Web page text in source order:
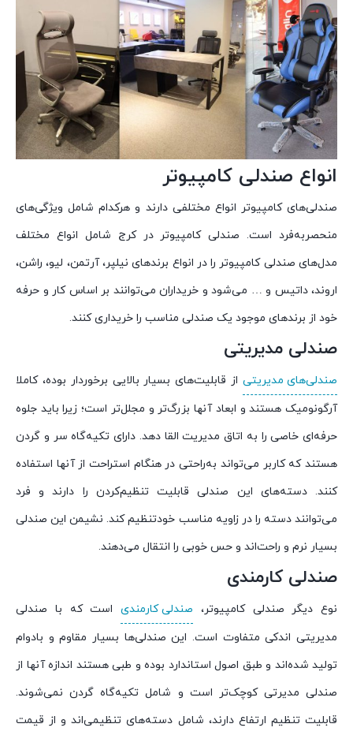
انواع صندلی کامپیوتر
صندلی‌های کامپیوتر انواع مختلفی دارند و هرکدام شامل ویژگی‌های
منحصربه‌فرد است. صندلی کامپیوتر در کرج شامل انواع مختلف
مدل‌های صندلی کامپیوتر را در انواع برندهای نیلپر، آرتمن، لیو، راشن،
اروند، داتیس و … می‌شود و خریداران می‌توانند بر اساس کار و حرفه
خود از برندهای موجود یک صندلی مناسب را خریداری کنند.
صندلی مدیریتی
صندلی‌های مدیریتی از قابلیت‌های بسیار بالایی برخوردار بوده، کاملا
آرگونومیک هستند و ابعاد آنها بزرگ‌تر و مجلل‌تر است؛ زیرا باید جلوه
حرفه‌ای خاصی را به اتاق مدیریت القا دهد. دارای تکیه‌گاه سر و گردن
هستند که کاربر می‌تواند به‌راحتی در هنگام استراحت از آنها استفاده
کنند. دسته‌های این صندلی قابلیت تنظیم‌کردن را دارند و فرد
می‌توانند دسته را در زاویه مناسب خودتنظیم کند. نشیمن این صندلی
بسیار نرم و راحت‌اند و حس خوبی را انتقال می‌دهند.
صندلی کارمندی
نوع دیگر صندلی کامپیوتر، صندلی کارمندی است که با صندلی
مدیریتی اندکی متفاوت است. این صندلی‌ها بسیار مقاوم و بادوام
تولید شده‌اند و طبق اصول استاندارد بوده و طبی هستند اندازه آنها از
صندلی مدیرتی کوچک‌تر است و شامل تکیه‌گاه گردن نمی‌شوند.
قابلیت تنظیم ارتفاع دارند، شامل دسته‌های تنظیمی‌اند و از قیمت